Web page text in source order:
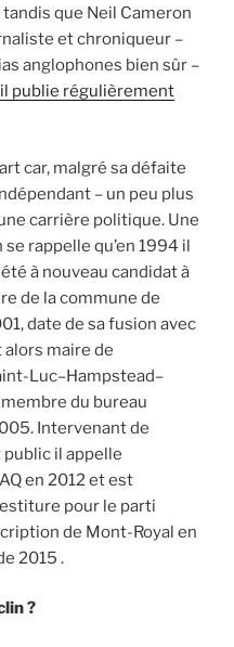
que Neil Cameron
et chroniqueur –
anglophones bien sûr –
publie régulièrement
car, malgré sa défaite
– un peu plus
carrière politique. Une
rappelle qu’en 1994 il
été à nouveau candidat à
de la commune de
date de sa fusion avec
maire de
Luc–Hampstead–
du bureau
Intervenant de
il appelle
en 2012 et est
pour le parti
de Mont-Royal en
2015 .
?